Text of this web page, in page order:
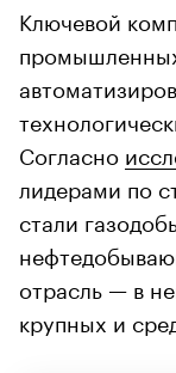
Ключевой
Согласно
лидерами по
стали
отрасль — в
крупных и